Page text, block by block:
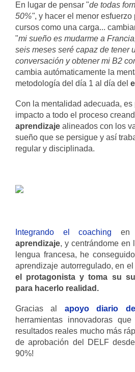
En lugar de pensar "de todas
50%", y hacer el menor
cursos como una carga...
"mi sueño es mudarme a
seis meses seré capaz de tener
conversación y obtener mi B2
cambia autómaticamente la
metodología del día 1 al día del
Con la mentalidad adecuada, es
impacto a todo el proceso
aprendizaje alineados con los
sueño que se persigue y así
regular y disciplinada.
Integrando el coaching en
aprendizaje, y centrándome en
lengua francesa, he
aprendizaje autorregulado, en el
el protagonista y toma su
para hacerlo realidad.
Gracias al apoyo diario
herramientas innovadoras
resultados reales mucho más
de aprobación del DELF
90%!